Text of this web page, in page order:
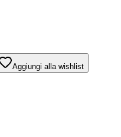
Aggiungi alla wishlist